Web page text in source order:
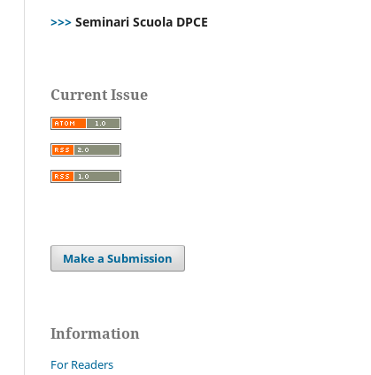
>>> Seminari Scuola DPCE
Current Issue
Make a Submission
Information
For Readers